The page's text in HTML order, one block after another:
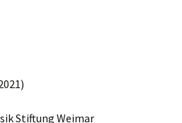
Stiftung Weimar